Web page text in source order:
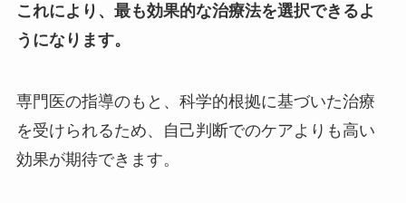
これにより、最も効果的な治療法を選択できるよ
うになります。
専門医の指導のもと、科学的根拠に基づいた治療
を受けられるため、自己判断でのケアよりも高い
効果が期待できます。